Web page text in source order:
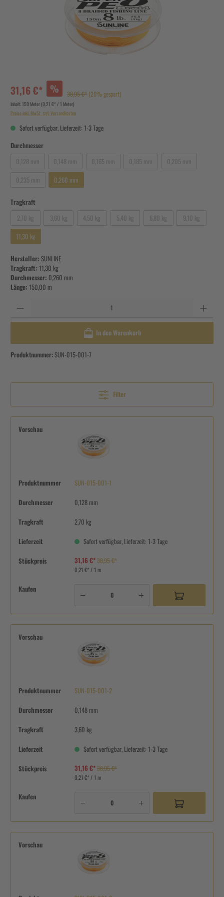
31,16 €* % 38,95 €* (20% gespart)
Inhalt:150 Meter (0,21 €* / 1 Meter)
Preise inkl. MwSt. zzgl. Versandkosten
Sofort verfügbar, Lieferzeit: 1-3 Tage
Durchmesser
0,260 mm
Tragkraft
11,30 kg
Hersteller: SUNLINE
Tragkraft: 11,30 kg
Durchmesser: 0,260 mm
Länge: 150,00 m
In den Warenkorb
Produktnummer:SUN-015-001-7
Filter
Vorschau
Produktnummer SUN-015-001-1
Durchmesser 0,128 mm
Tragkraft 2,70 kg
Lieferzeit Sofort verfügbar, Lieferzeit: 1-3 Tage
Stückpreis 31,16 €*38,95 €*
0,21 €* / 1 m
Kaufen
Vorschau
Produktnummer SUN-015-001-2
Durchmesser 0,148 mm
Tragkraft 3,60 kg
Lieferzeit Sofort verfügbar, Lieferzeit: 1-3 Tage
Stückpreis 31,16 €*38,95 €*
0,21 €* / 1 m
Kaufen
Vorschau